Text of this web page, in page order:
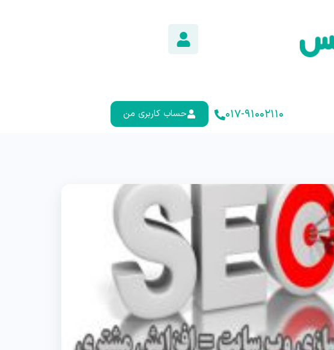
۰۱۷-۹۱۰۰۲۱۱۰ حساب کاربری من